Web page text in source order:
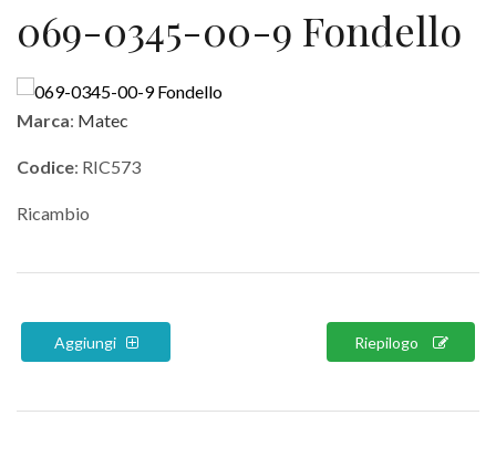
069-0345-00-9 Fondello
Marca: Matec
Codice: RIC573
Ricambio
Aggiungi Riepilogo